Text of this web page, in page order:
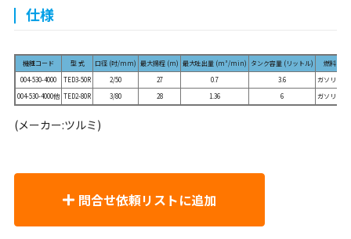
仕様
機種コード 型 式 口径 (吋/mm) 最大揚程 (m) 最大吐出量 (m³/min) タンク容量 (リットル) 燃料
004-530-4000
TED3-50R 2/50 27 0.7 3.6
ガソリン
004-530-4000他 TED2-80R 3/80 28 1.36 6 ガソリン
(メーカー:ツルミ)
問合せ依頼リストに追加